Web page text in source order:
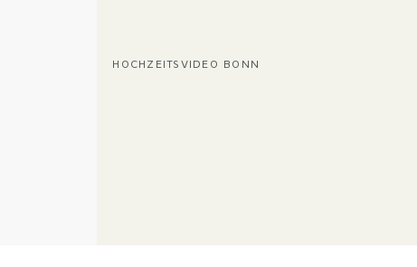
HOCHZEITSVIDEO BONN